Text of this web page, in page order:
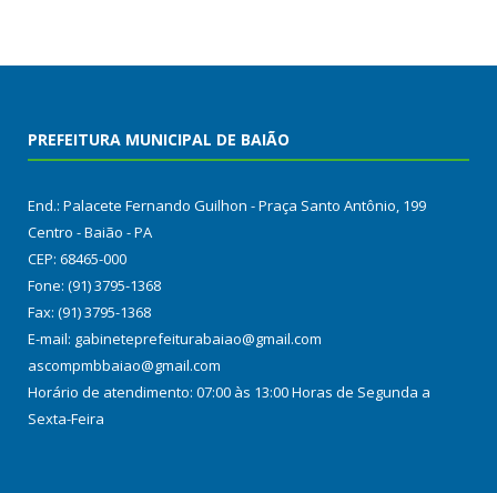
PREFEITURA MUNICIPAL DE BAIÃO
End.: Palacete Fernando Guilhon - Praça Santo Antônio, 199
Centro - Baião - PA
CEP: 68465-000
Fone: (91) 3795-1368
Fax: (91) 3795-1368
E-mail: gabineteprefeiturabaiao@gmail.com
ascompmbbaiao@gmail.com
Horário de atendimento: 07:00 às 13:00 Horas de Segunda a
Sexta-Feira